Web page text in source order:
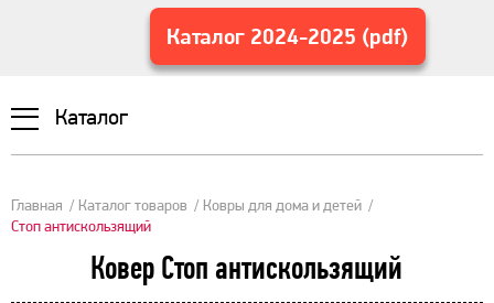
Каталог 2024-2025 (pdf)
Каталог
Главная Каталог товаров
Ковры для дома и детей
Стоп антискользящий
Ковер Стоп антискользящий